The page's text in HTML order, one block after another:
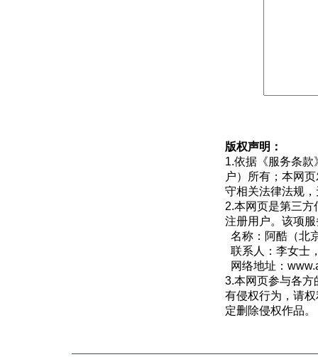
版权声明：
1.依据《服务条款
户）所有；本网
守相关法律法规
2.本网页是第三
注册用户。该项
名称：阿酷（北
联系人：李女士
网络地址：
3.本网页参与各方
有侵权行为，请
定删除侵权作品。